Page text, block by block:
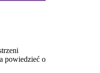
powiedzieć o